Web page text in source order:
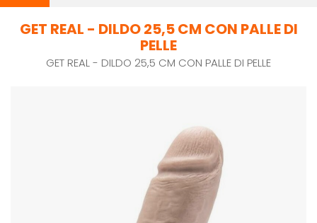
GET REAL - DILDO 25,5 CM CON PALLE DI
PELLE
GET REAL - DILDO 25,5 CM CON PALLE DI PELLE